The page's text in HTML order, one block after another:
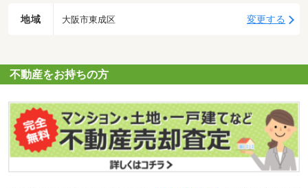
地域 大阪市東成区 変更する
不動産をお持ちの方